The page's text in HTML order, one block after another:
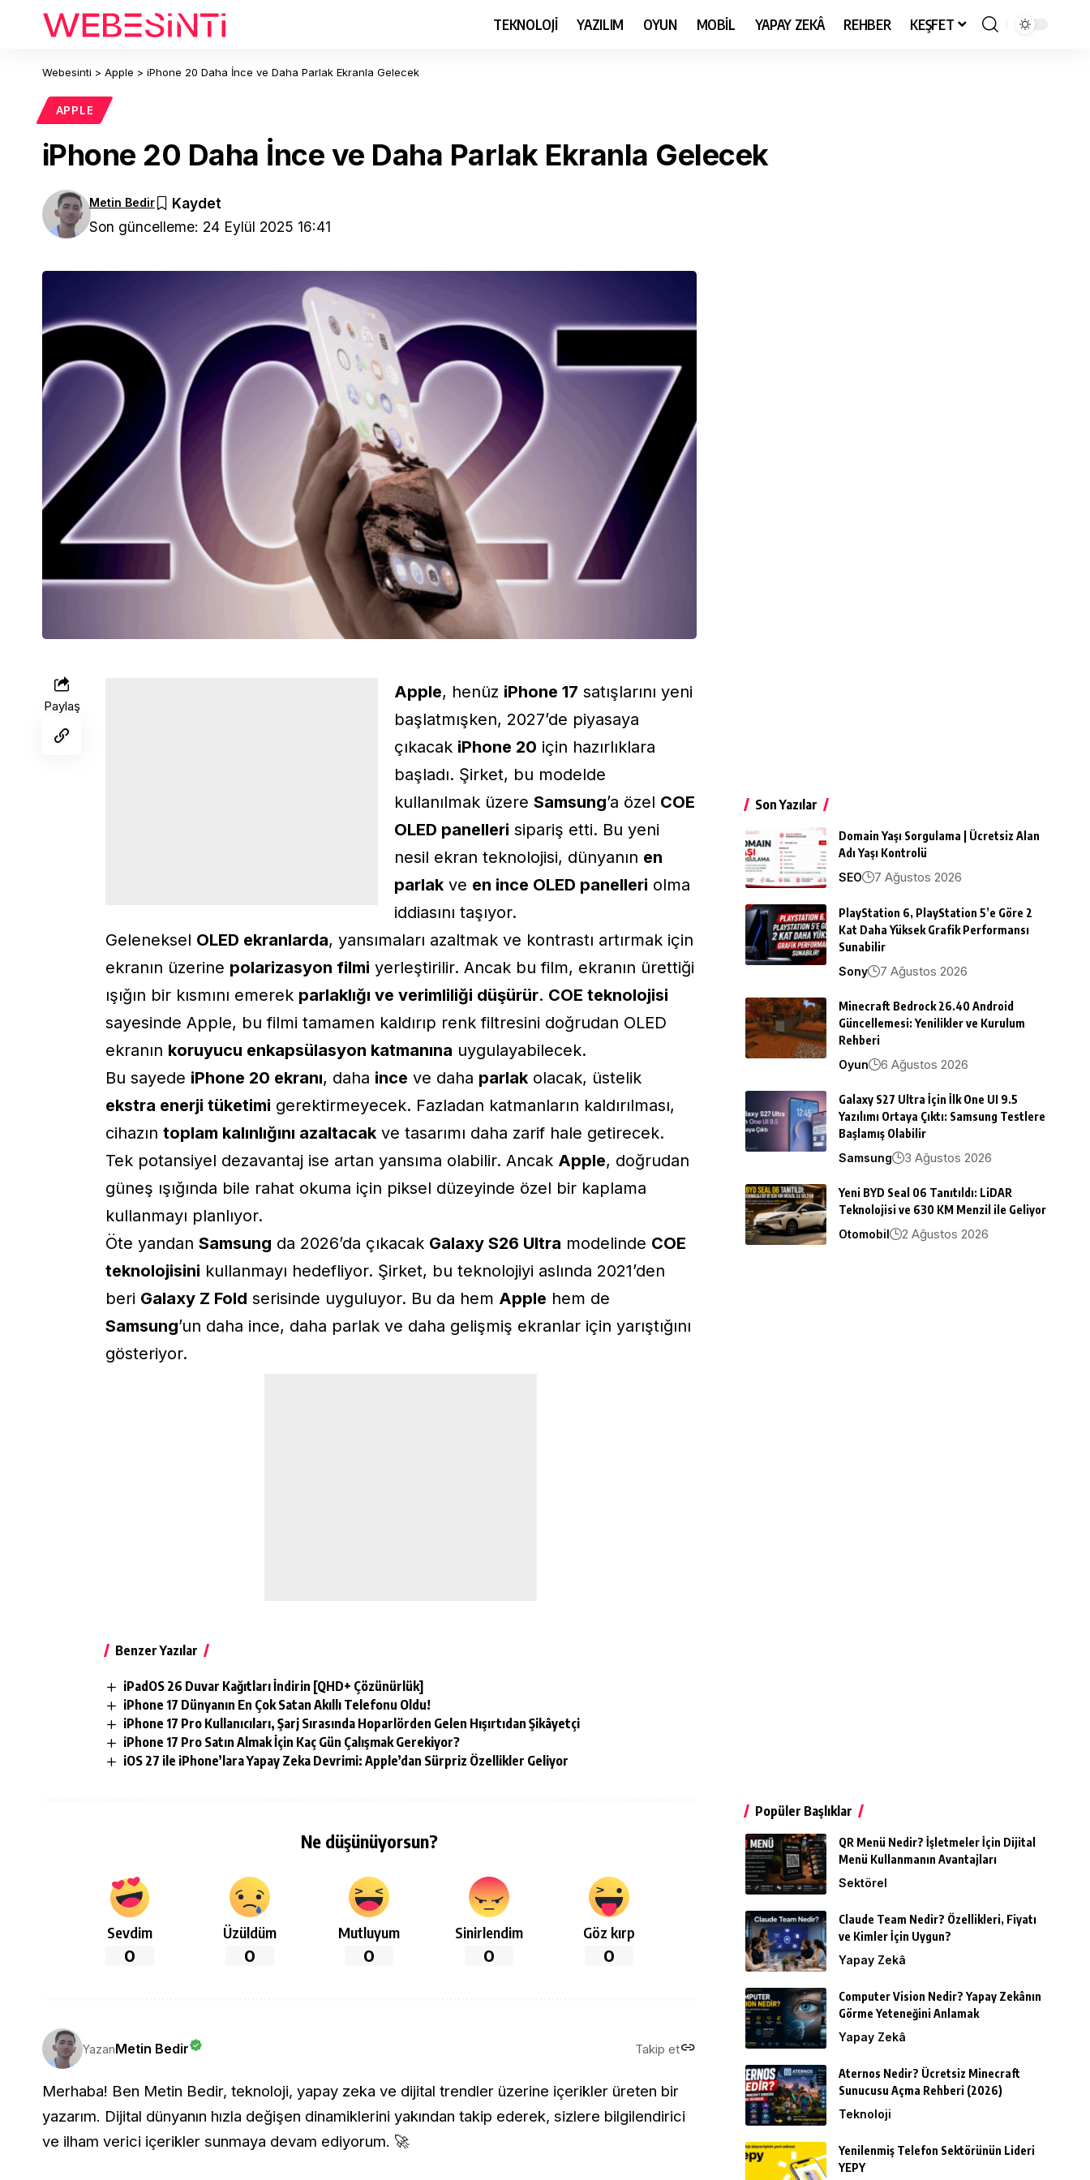
TEKNOLOJİ YAZILIM OYUN MOBİL YAPAY ZEKÂ REHBER KEŞFET
Webesinti > Apple > iPhone 20 Daha İnce ve Daha Parlak Ekranla Gelecek
APPLE
iPhone 20 Daha İnce ve Daha Parlak Ekranla Gelecek
Son güncelleme: 24 Eylül 2025 16:41
Metin Bedir
Paylaş
Apple, henüz iPhone 17 satışlarını yeni
başlatmışken, 2027’de piyasaya
çıkacak iPhone 20 için hazırlıklara
başladı. Şirket, bu modelde
kullanılmak üzere Samsung’a özel COE
OLED panelleri sipariş etti. Bu yeni
nesil ekran teknolojisi, dünyanın en
parlak ve en ince OLED panelleri olma
iddiasını taşıyor.
Geleneksel OLED ekranlarda, yansımaları azaltmak ve kontrastı artırmak için
ekranın üzerine polarizasyon filmi yerleştirilir. Ancak bu film, ekranın ürettiği
ışığın bir kısmını emerek parlaklığı ve verimliliği düşürür. COE teknolojisi
sayesinde Apple, bu filmi tamamen kaldırıp renk filtresini doğrudan OLED
ekranın koruyucu enkapsülasyon katmanına uygulayabilecek.
Bu sayede iPhone 20 ekranı, daha ince ve daha parlak olacak, üstelik
ekstra enerji tüketimi gerektirmeyecek. Fazladan katmanların kaldırılması,
cihazın toplam kalınlığını azaltacak ve tasarımı daha zarif hale getirecek.
Tek potansiyel dezavantaj ise artan yansıma olabilir. Ancak Apple, doğrudan
güneş ışığında bile rahat okuma için piksel düzeyinde özel bir kaplama
kullanmayı planlıyor.
Öte yandan Samsung da 2026’da çıkacak Galaxy S26 Ultra modelinde COE
teknolojisini kullanmayı hedefliyor. Şirket, bu teknolojiyi aslında 2021’den
beri Galaxy Z Fold serisinde uyguluyor. Bu da hem Apple hem de
Samsung’un daha ince, daha parlak ve daha gelişmiş ekranlar için yarıştığını
gösteriyor.
Benzer Yazılar
iPadOS 26 Duvar Kağıtları İndirin [QHD+ Çözünürlük]
iPhone 17 Dünyanın En Çok Satan Akıllı Telefonu Oldu!
iPhone 17 Pro Kullanıcıları, Şarj Sırasında Hoparlörden Gelen Hışırtıdan Şikâyetçi
iPhone 17 Pro Satın Almak İçin Kaç Gün Çalışmak Gerekiyor?
iOS 27 ile iPhone’lara Yapay Zeka Devrimi: Apple’dan Sürpriz Özellikler Geliyor
Ne düşünüyorsun?
Sevdim
0
Üzüldüm
0
Mutluyum
0
Sinirlendim
0
Göz kırp
0
YazanMetin Bedir Takip et
Merhaba! Ben Metin Bedir, teknoloji, yapay zeka ve dijital trendler üzerine içerikler üreten bir
yazarım. Dijital dünyanın hızla değişen dinamiklerini yakından takip ederek, sizlere bilgilendirici
ve ilham verici içerikler sunmaya devam ediyorum. 🚀
Son Yazılar
Domain Yaşı Sorgulama | Ücretsiz Alan
Adı Yaşı Kontrolü
SEO
7 Ağustos 2026
PlayStation 6, PlayStation 5’e Göre 2
Kat Daha Yüksek Grafik Performansı
Sunabilir
Sony
7 Ağustos 2026
Minecraft Bedrock 26.40 Android
Güncellemesi: Yenilikler ve Kurulum
Rehberi
Oyun
6 Ağustos 2026
Galaxy S27 Ultra İçin İlk One UI 9.5
Yazılımı Ortaya Çıktı: Samsung Testlere
Başlamış Olabilir
Samsung
3 Ağustos 2026
Yeni BYD Seal 06 Tanıtıldı: LiDAR
Teknolojisi ve 630 KM Menzil ile Geliyor
Otomobil
2 Ağustos 2026
Popüler Başlıklar
QR Menü Nedir? İşletmeler İçin Dijital
Menü Kullanmanın Avantajları
Sektörel
Claude Team Nedir? Özellikleri, Fiyatı
ve Kimler İçin Uygun?
Yapay Zekâ
Computer Vision Nedir? Yapay Zekânın
Görme Yeteneğini Anlamak
Yapay Zekâ
Aternos Nedir? Ücretsiz Minecraft
Sunucusu Açma Rehberi (2026)
Teknoloji
Yenilenmiş Telefon Sektörünün Lideri
YEPY